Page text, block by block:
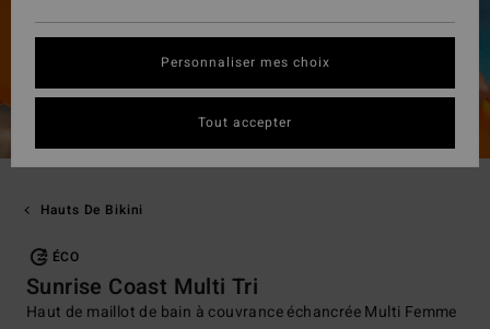
Hauts De Bikini
ÉCO
Sunrise Coast Multi Tri
Haut de maillot de bain à couvrance échancrée Multi Femme
Personnaliser mes choix
Tout accepter